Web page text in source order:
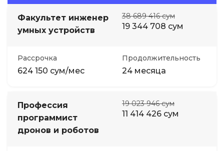
Факультет инженер
умных устройств
38 689 416 сум
19 344 708 сум
Рассрочка
624 150 сум/мес
Продолжительность
24 месяца
Профессия
программист
дронов и роботов
19 023 946 сум
11 414 426 сум